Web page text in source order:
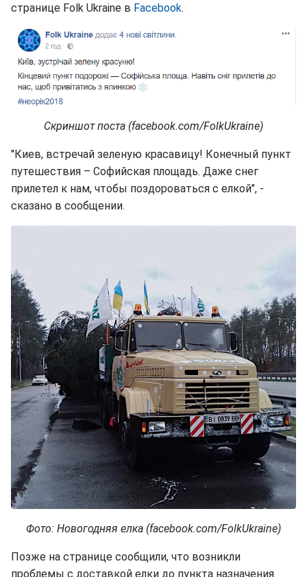
странице Folk Ukraine в Facebook.
Скриншот поста (facebook.com/FolkUkraine)
"Киев, встречай зеленую красавицу! Конечный пункт
путешествия – Софийская площадь. Даже снег
прилетел к нам, чтобы поздороваться с елкой", -
сказано в сообщении.
Фото: Новогодняя елка (facebook.com/FolkUkraine)
Позже на странице сообщили, что возникли
проблемы с доставкой елки до пункта назначения.